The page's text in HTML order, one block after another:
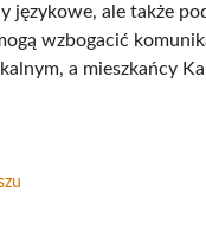
językowe, ale także
wzbogacić
a mieszkańcy